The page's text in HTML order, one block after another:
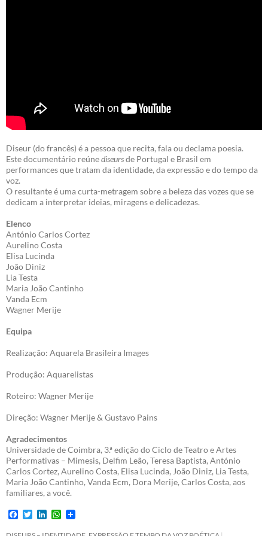
Diseur (do francês) é a pessoa que recita, fala ou declama poesia.
Este documentário reúnediseursde Portugal e Brasil em
performances que tratam da identidade, da expressão e do tempo da
voz.
O resultante é uma curta-metragem sobre a beleza das vozes que se
dedicam a interpretar ideias, miragens e delicadezas.
Elenco
António Carlos Cortez
Aurelino Costa
Elisa Lucinda
João Diniz
Lia Testa
Maria João Cantinho
Vanda Ecm
Wagner Merije
Equipa
Realização: Aquarela Brasileira Images
Produção: Aquarelistas
Roteiro: Wagner Merije
Direção: Wagner Merije & Gustavo Pains
Agradecimentos
Universidade de Coimbra, 3.ª edição do Ciclo de Teatro e Artes
Performativas – Mimesis, Delfim Leão, Teresa Baptista, António
Carlos Cortez, Aurelino Costa, Elisa Lucinda, João Diniz, Lia Testa,
Maria João Cantinho, Vanda Ecm, Dora Merije, Carlos Costa, aos
familiares, a você.
F
c
T
i
n
W
a